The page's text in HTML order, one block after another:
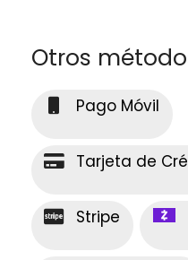
Otros
Pago Móvil
Tarjeta de
Stripe